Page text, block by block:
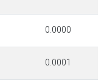
0.0000
0.0001